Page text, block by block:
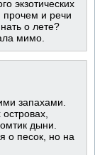
экзотических
прочем и речи
о лете?
мимо.
запахами.
дыни.
о песок, но на